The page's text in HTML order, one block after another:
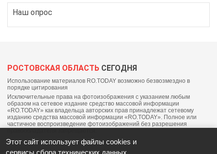
Наш опрос
РОСТОВСКАЯ ОБЛАСТЬ СЕГОДНЯ
Использование материалов RO.TODAY возможно безвозмездно в
порядке цитирования
Исключительные права на фотоизображения с указанием любым
образом на сетевое издание средство массовой информации
«RO.TODAY» как владельца авторских прав принадлежат сетевому
изданию средства массовой информации «RO.TODAY». Полное или
частичное воспроизведение фотоизображений без разрешения
Этот сайт использует файлы cookies и
сервисы сбора технических данных